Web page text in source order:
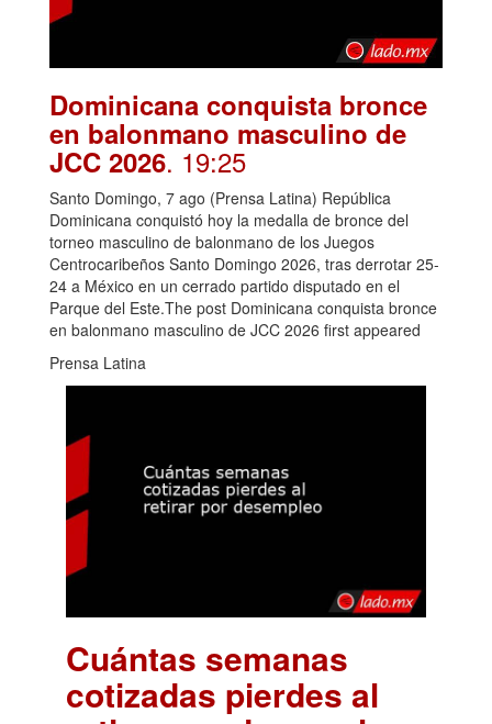
Dominicana conquista bronce
en balonmano masculino de
JCC 2026. 19:25
Santo Domingo, 7 ago (Prensa Latina) República
Dominicana conquistó hoy la medalla de bronce del
torneo masculino de balonmano de los Juegos
Centrocaribeños Santo Domingo 2026, tras derrotar 25-
24 a México en un cerrado partido disputado en el
Parque del Este.The post Dominicana conquista bronce
en balonmano masculino de JCC 2026 first appeared
Prensa Latina
Cuántas semanas
cotizadas pierdes al